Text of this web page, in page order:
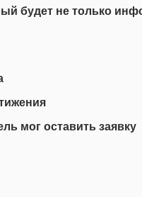
будет не только
мог оставить заявку